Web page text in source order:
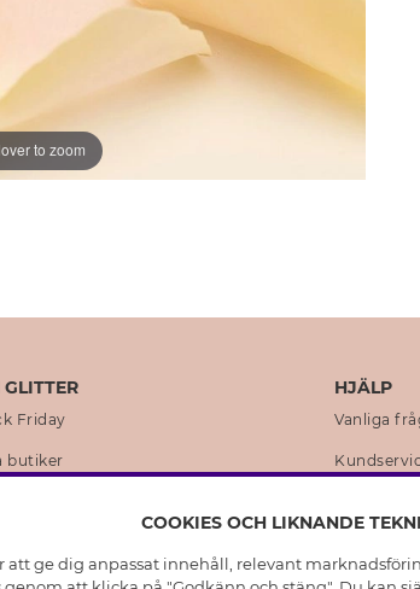
to zoom
Friday
butiker
HJÄLP
Vanliga
COOKIES OCH LIKNANDE
ge dig anpassat innehåll, relevant